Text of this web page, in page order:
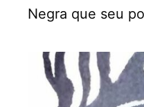
Negra que seu